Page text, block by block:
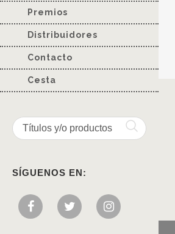
Premios
Distribuidores
Contacto
Cesta
SÍGUENOS EN: